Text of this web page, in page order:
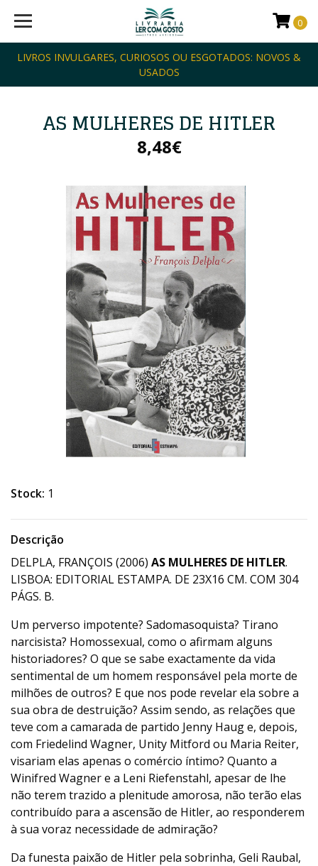
LIVROS INVULGARES, CURIOSOS OU ESGOTADOS: NOVOS &
USADOS
0
AS MULHERES DE HITLER
8,48€
Stock: 1
Descrição
DELPLA, FRANÇOIS (2006) AS MULHERES DE HITLER.
LISBOA: EDITORIAL ESTAMPA. DE 23X16 CM. COM 304
PÁGS. B.
Um perverso impotente? Sadomasoquista? Tirano
narcisista? Homossexual, como o afirmam alguns
historiadores? O que se sabe exactamente da vida
sentimental de um homem responsável pela morte de
milhões de outros? E que nos pode revelar ela sobre a
sua obra de destruição? Assim sendo, as relações que
teve com a camarada de partido Jenny Haug e, depois,
com Friedelind Wagner, Unity Mitford ou Maria Reiter,
visariam elas apenas o comércio íntimo? Quanto a
Winifred Wagner e a Leni Riefenstahl, apesar de lhe
não terem trazido a plenitude amorosa, não terão elas
contribuído para a ascensão de Hitler, ao responderem
à sua voraz necessidade de admiração?
Da funesta paixão de Hitler pela sobrinha, Geli Raubal,